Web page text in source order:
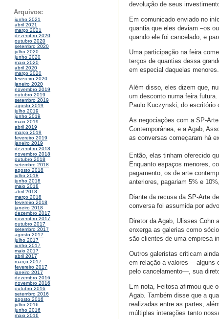
Arquivos:
junho 2021
abril 2021
março 2021
dezembro 2020
outubro 2020
setembro 2020
julho 2020
junho 2020
maio 2020
abril 2020
março 2020
fevereiro 2020
janeiro 2020
novembro 2019
outubro 2019
setembro 2019
agosto 2019
julho 2019
junho 2019
maio 2019
abril 2019
março 2019
fevereiro 2019
janeiro 2019
dezembro 2018
novembro 2018
outubro 2018
setembro 2018
agosto 2018
julho 2018
junho 2018
maio 2018
abril 2018
março 2018
fevereiro 2018
janeiro 2018
dezembro 2017
novembro 2017
outubro 2017
setembro 2017
agosto 2017
julho 2017
junho 2017
maio 2017
abril 2017
março 2017
fevereiro 2017
janeiro 2017
dezembro 2016
novembro 2016
outubro 2016
setembro 2016
agosto 2016
julho 2016
junho 2016
maio 2016
devolução de seus
Em comunicado enviado no
quantia que eles deviam –os
quando ele foi cancelado, e
Uma participação na feira
terços de quantias dessa
em especial daquelas menores.
Além disso, eles dizem que,
um desconto numa feira
Paulo Kuczynski, do escritório
As negociações com a SP-
Contemporânea, e a Agab,
as conversas começaram há
Então, elas tinham oferecido
Enquanto espaços menores,
pagamento, os de arte
anteriores, pagariam 5% e
Diante da recusa da SP-Arte
conversa foi assumida por
Diretor da Agab, Ulisses Cohn
enxerga as galerias como
são clientes de uma empresa
Outros galeristas criticam
em relação a valores —alguns
pelo cancelamento—, sua
Em nota, Feitosa afirmou que
Agab. Também disse que a
realizadas entre as partes,
múltiplas interações tanto